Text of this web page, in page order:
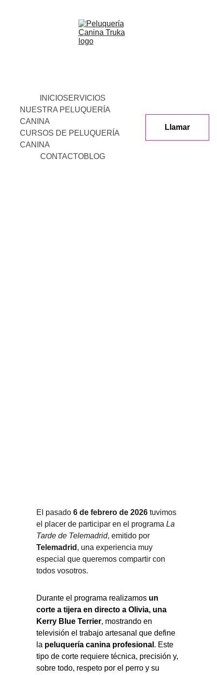
INICIOSERVICIOS
NUESTRA PELUQUERÍA
CANINA
CURSOS DE PELUQUERÍA
CANINA
CONTACTOBLOG
Llamar
El pasado 6 de febrero de 2026 tuvimos
el placer de participar en el programa La
Tarde de Telemadrid, emitido por
Telemadrid , una experiencia muy
especial que queremos compartir con
todos vosotros.
Durante el programa realizamos un
corte a tijera en directo a Olivia, una
Kerry Blue Terrier, mostrando en
televisión el trabajo artesanal que define
la peluquería canina profesional . Este
tipo de corte requiere técnica, precisión y,
sobre todo, respeto por el perro y su